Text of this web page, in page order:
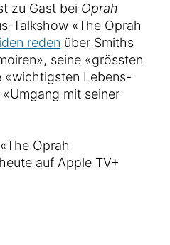
zu Gast bei Oprah
Talkshow «The Oprah
reden über Smiths
seine «grössten
«wichtigsten Lebens-
mit seiner
Oprah
auf Apple TV+